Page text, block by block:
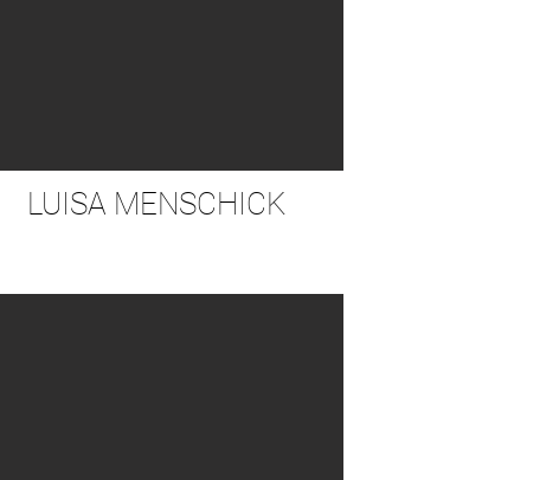
LUISA MENSCHICK